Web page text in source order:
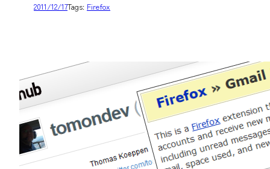
2011/12/17Tags: Firefox